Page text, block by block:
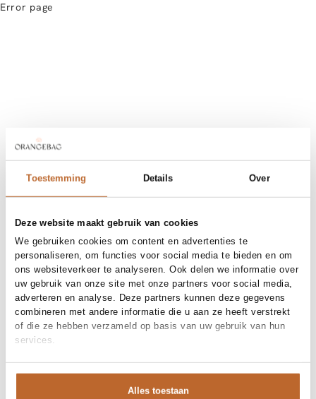
Toestemming Details Over
Deze website maakt gebruik van cookies
We gebruiken cookies om content en advertenties te
personaliseren, om functies voor social media te bieden en om
ons websiteverkeer te analyseren. Ook delen we informatie over
uw gebruik van onze site met onze partners voor social media,
adverteren en analyse. Deze partners kunnen deze gegevens
combineren met andere informatie die u aan ze heeft verstrekt
of die ze hebben verzameld op basis van uw gebruik van hun
services.
Alles toestaan
Error page